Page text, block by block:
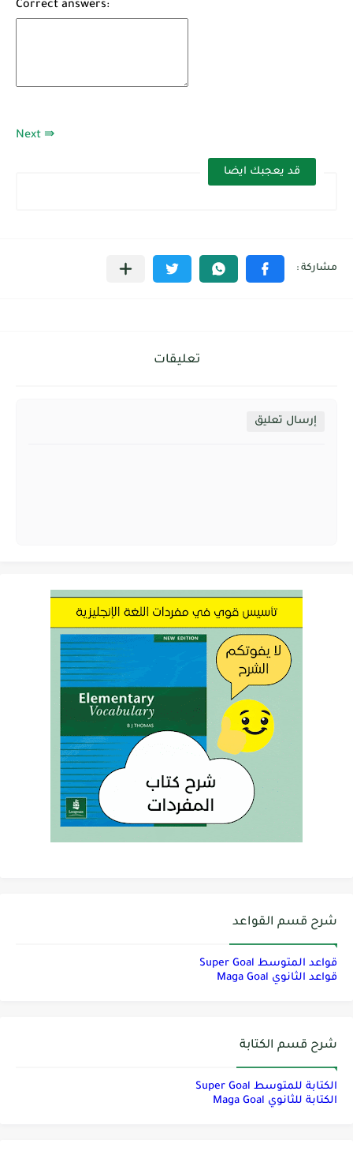
Correct answers:
Next ⇛
قد يعجبك ايضا
تعليقات
إرسال تعليق
شرح قسم القواعد
قواعد المتوسط Super Goal
قواعد الثانوي Maga Goal
شرح قسم الكتابة
الكتابة للمتوسط Super Goal
الكتابة للثانوي Maga Goal